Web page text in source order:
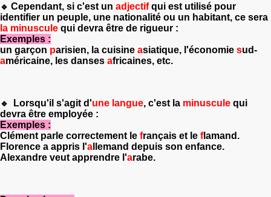
🔹 Cependant, si c'est un adjectifqui est utilisé pour
identifier un peuple, une nationalité ou un habitant, ce sera
la minuscule qui devra être de rigueur :
Exemples :
un garçon parisien, la cuisine asiatique, l'économie sud-
américaine, les danses africaines, etc.
🔹 Lorsqu'il s'agit d'une langue, c'est la minuscule qui
devra être employée :
Exemples :
Clément parle correctement le français et le flamand.
Florence a appris l'a llemand depuis son enfance.
Alexandre veut apprendre l'arabe.